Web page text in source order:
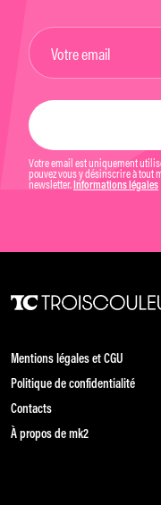
Votre email est uniquement
pouvez vous y désinscrire à tout
newsletter. Informations légales
Mentions légales et CGU
Politique de confidentialité
Contacts
À propos de mk2